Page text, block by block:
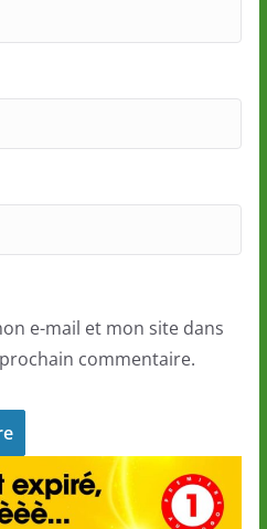
e-mail et mon site dans
commentaire.